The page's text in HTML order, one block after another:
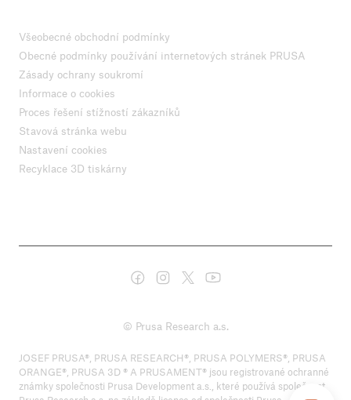
Všeobecné obchodní podmínky
Obecné podmínky používání internetových stránek PRUSA
Zásady ochrany soukromí
Informace o cookies
Proces řešení stížností zákazníků
Stavová stránka webu
Nastavení cookies
Recyklace 3D tiskárny
© Prusa Research a.s.
JOSEF PRUSA®, PRUSA RESEARCH®, PRUSA POLYMERS®, PRUSA
ORANGE®, PRUSA 3D ® A PRUSAMENT® jsou registrované ochranné
známky společnosti Prusa Development a.s., které používá společnost